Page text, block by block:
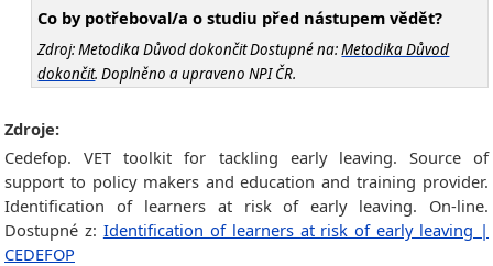
Co by potřeboval/a o studiu před nástupem vědět?
Zdroj: Metodika Důvod dokončit Dostupné na:Metodika Důvod
dokončit. Doplněno a upraveno NPI ČR.
Zdroje:
Cedefop. VET toolkit for tackling early leaving. Source of
support to policy makers and education and training provider.
Identification of learners at risk of early leaving. On-line.
Dostupné z: Identification of learners at risk of early leaving |
CEDEFOP